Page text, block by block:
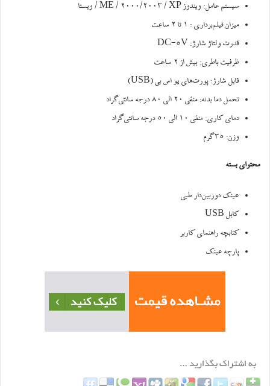
سیستم عامل: ویندوز ME / 2000/2003 / XP / ویستا
میزان فیلم‌برداری : ۱ تا ۲ ساعت
قدرت ولتاژ شارژ: DC-5V
ظرفیت باطری: بیش از ۲ ساعت
قابل شارژ: پورت‌های یو اس بی (USB)
تحمل دما بدنه: منفی ۲۰ الی ۸۰ درجه سانتی‌گراد
دمای کاری: منفی ۱۰ الی ۵۰ درجه سانتی‌گراد
وزن: ۳۵گرم
محتوای بسته
عینک دوربین‌دار طبی
کابل USB
کتابچه راهنمای کاربر
پارچه عینک